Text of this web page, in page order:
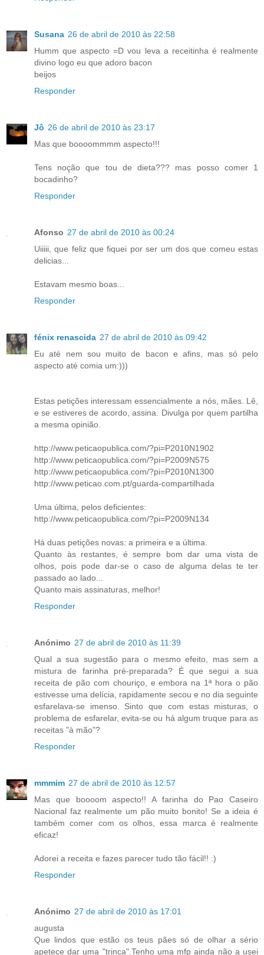
Susana 26 de abril de 2010 às 22:58
Humm que aspecto =D vou leva a receitinha é realmente
divino logo eu que adoro bacon
beijos
Responder
Jô 26 de abril de 2010 às 23:17
Mas que boooommmm aspecto!!!
Tens noção que tou de dieta??? mas posso comer 1
bocadinho?
Responder
Afonso 27 de abril de 2010 às 00:24
Uiiiii, que feliz que fiquei por ser um dos que comeu estas
delicias...
Estavam mesmo boas...
Responder
fénix renascida 27 de abril de 2010 às 09:42
Eu até nem sou muito de bacon e afins, mas só pelo
aspecto até comia um:)))
Estas petições interessam essencialmente a nós, mães. Lê,
e se estiveres de acordo, assina. Divulga por quem partilha
a mesma opinião.
http://www.peticaopublica.com/?pi=P2010N1902
http://www.peticaopublica.com/?pi=P2009N575
http://www.peticaopublica.com/?pi=P2010N1300
http://www.peticao.com.pt/guarda-compartilhada
Uma última, pelos deficientes:
http://www.peticaopublica.com/?pi=P2009N134
Há duas petições novas: a primeira e a última.
Quanto às restantes, é sempre bom dar uma vista de
olhos, pois pode dar-se o caso de alguma delas te ter
passado ao lado...
Quanto mais assinaturas, melhor!
Responder
Anónimo 27 de abril de 2010 às 11:39
Qual a sua sugestão para o mesmo efeito, mas sem a
mistura de farinha pré-preparada? É que segui a sua
receita de pão com chouriço, e embora na 1ª hora o pão
estivesse uma delícia, rapidamente secou e no dia seguinte
esfarelava-se imenso. Sinto que com estas misturas, o
problema de esfarelar, evita-se ou há algum truque para as
receitas "à mão"?
Responder
mmmim 27 de abril de 2010 às 12:57
Mas que boooom aspecto!! A farinha do Pao Caseiro
Nacional faz realmente um pão muito bonito! Se a ideia é
também comer com os olhos, essa marca é realmente
eficaz!
Adorei a receita e fazes parecer tudo tão fácil!! :)
Responder
Anónimo 27 de abril de 2010 às 17:01
augusta
Que lindos que estão os teus pães só de olhar a sério
apetece dar uma "trinca".Tenho uma mfp ainda não a usei